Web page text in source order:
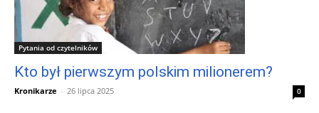
Pytania od czytelników
Kto był pierwszym polskim milionerem?
Kronikarze - 26 lipca 2025 0